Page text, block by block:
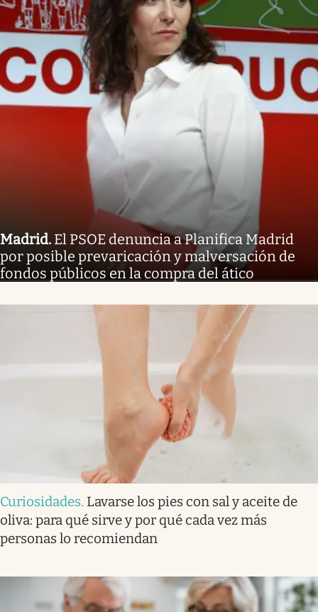
Madrid. El PSOE denuncia a Planifica Madrid
por posible prevaricación y malversación de
fondos públicos en la compra del ático
Curiosidades. Lavarse los pies con sal y aceite de
oliva: para qué sirve y por qué cada vez más
personas lo recomiendan